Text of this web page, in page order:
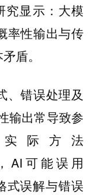
究显示：大模
率性输出与传
盾。
、错误处理及
输出常导致参
际方法
AI可能误用
式误解与错误